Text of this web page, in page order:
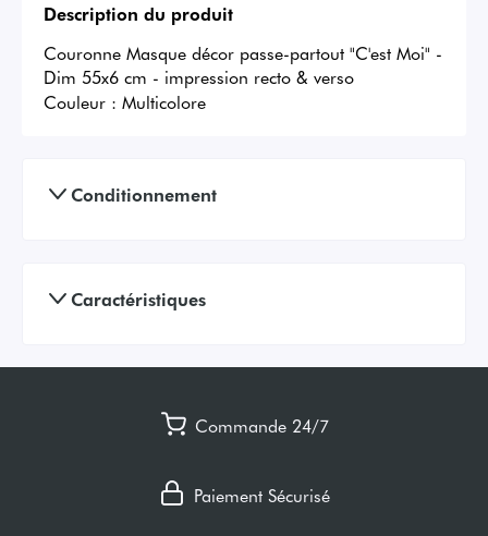
Description du produit
Couronne Masque décor passe-partout "C'est Moi" -
Dim 55x6 cm - impression recto & verso
Couleur : Multicolore
Conditionnement
Caractéristiques
Commande 24/7
Paiement Sécurisé